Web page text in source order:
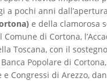
a pochi anni
e della clamorosa
di Cortona,
Toscana, con il
Popolare di
e Congressi di Arezzo,